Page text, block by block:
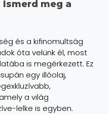
Ismerd meg a
és a kifinomultság
óta velünk él, most
is megérkezett. Ez
egy illóolaj,
a világ
lelke is egyben.